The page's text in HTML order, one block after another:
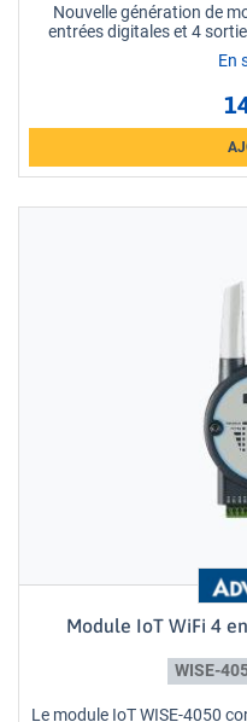
Nouvelle génération de
entrées digitales et 4
En
Loading...
Module IoT WiFi 4
WISE-
Le module IoT WISE-4050